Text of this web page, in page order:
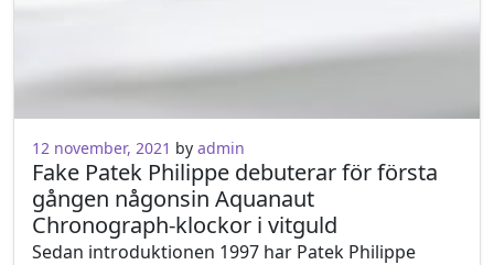
12 november, 2021 by admin
Fake Patek Philippe debuterar för första
gången någonsin Aquanaut
Chronograph-klockor i vitguld
Sedan introduktionen 1997 har Patek Philippe